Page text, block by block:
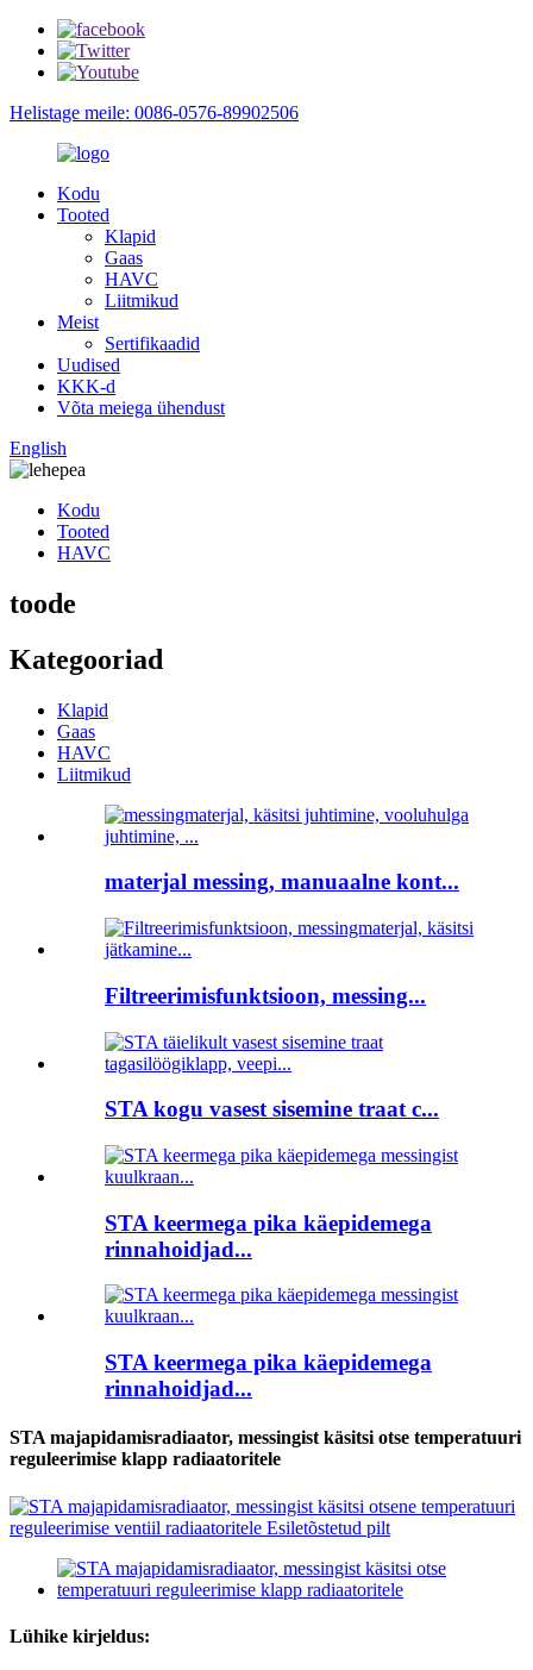
Helistage meile: 0086-0576-89902506
Kodu
Tooted
Klapid
Gaas
HAVC
Liitmikud
Meist
Sertifikaadid
Uudised
KKK-d
Võta meiega ühendust
English
Kodu
Tooted
HAVC
toode
Kategooriad
Klapid
Gaas
HAVC
Liitmikud
materjal messing, manuaalne kont...
Filtreerimisfunktsioon, messing...
STA kogu vasest sisemine traat c...
STA keermega pika käepidemega
rinnahoidjad...
STA keermega pika käepidemega
rinnahoidjad...
STA majapidamisradiaator, messingist käsitsi otse temperatuuri
reguleerimise klapp radiaatoritele
Lühike kirjeldus: